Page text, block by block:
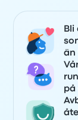
Bli
än
på